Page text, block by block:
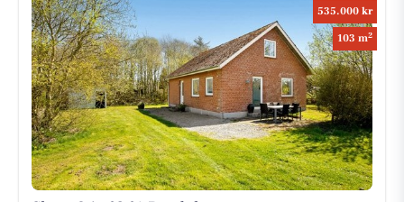
535.000 kr
103 m2